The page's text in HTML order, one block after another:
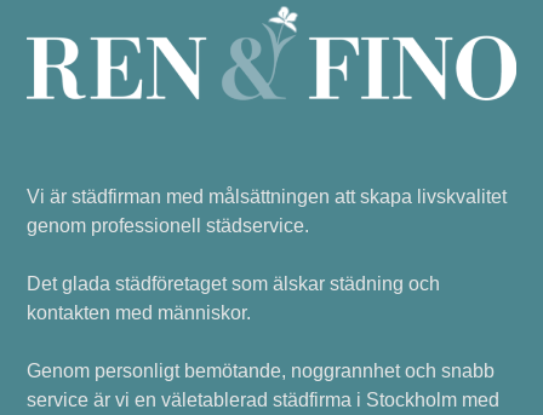
Vi är städfirman med målsättningen att skapa livskvalitet
genom professionell städservice.
Det glada städföretaget som älskar städning och
kontakten med människor.
Genom personligt bemötande, noggrannhet och snabb
service är vi en väletablerad städfirma i Stockholm med